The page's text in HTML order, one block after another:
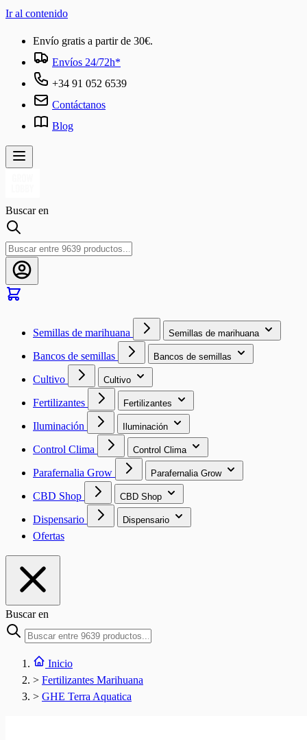
Ir al contenido
Envío gratis a partir de 30€.
Envíos 24/72h*
+34 91 052 6539
Contáctanos
Blog
Buscar en
Semillas de marihuana Semillas de marihuana
Bancos de semillas Bancos de semillas
Cultivo Cultivo
Fertilizantes Fertilizantes
Iluminación Iluminación
Control Clima Control Clima
Parafernalia Grow Parafernalia Grow
CBD Shop CBD Shop
Dispensario Dispensario
Ofertas
Buscar en
Inicio
> Fertilizantes Marihuana
> GHE Terra Aquatica